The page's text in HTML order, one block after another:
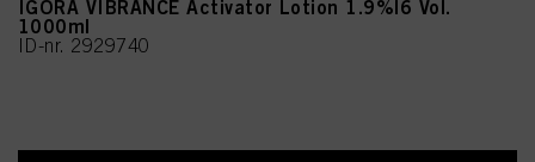
IGORA VIBRANCE Activator Lotion 1.9%|6 Vol.
1000ml
ID-nr. 2929740